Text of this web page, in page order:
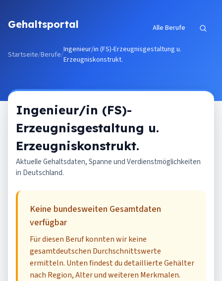
Gehaltsportal Alle Berufe
Startseite/Berufe/
Ingenieur/in (FS)-Erzeugnisgestaltung u.
Erzeugniskonstrukt.
Ingenieur/in (FS)-
Erzeugnisgestaltung u.
Erzeugniskonstrukt.
Aktuelle Gehaltsdaten, Spanne und Verdienstmöglichkeiten
in Deutschland.
Keine bundesweiten Gesamtdaten
verfügbar
Für diesen Beruf konnten wir keine
gesamtdeutschen Durchschnittswerte
ermitteln. Unten findest du detaillierte Gehälter
nach Region, Alter und weiteren Merkmalen.